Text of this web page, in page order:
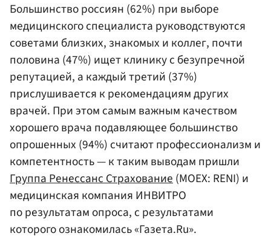
Большинство россиян (62%) при выборе
медицинского специалиста руководствуются
советами близких, знакомых и коллег, почти
половина (47%) ищет клинику с безупречной
репутацией, а каждый третий (37%)
прислушивается к рекомендациям других
врачей. При этом самым важным качеством
хорошего врача подавляющее большинство
опрошенных (94%) считают профессионализм и
компетентность — к таким выводам пришли
Группа Ренессанс Страхование(MOEX: RENI) и
медицинская компания ИНВИТРО
по результатам опроса, с результатами
которого ознакомилась «Газета.Ru».